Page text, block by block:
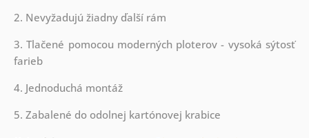
2. Nevyžadujú žiadny ďalší rám
3. Tlačené pomocou moderných ploterov - vysoká sýtosť
farieb
4. Jednoduchá montáž
5. Zabalené do odolnej kartónovej krabice